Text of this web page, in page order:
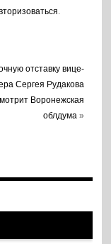
.
отставку вице-
Сергея Рудакова
Воронежская
облдума »